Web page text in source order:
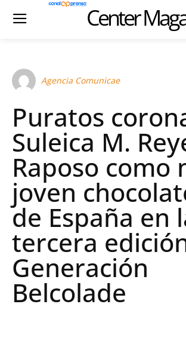
Center
Agencia Comunicae
Puratos
Suleica M.
Raposo como
joven
de España en
tercera
Generación
Belcolade